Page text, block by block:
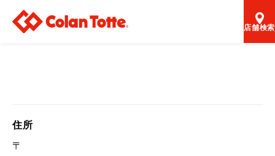
店舗検索
住所
〒